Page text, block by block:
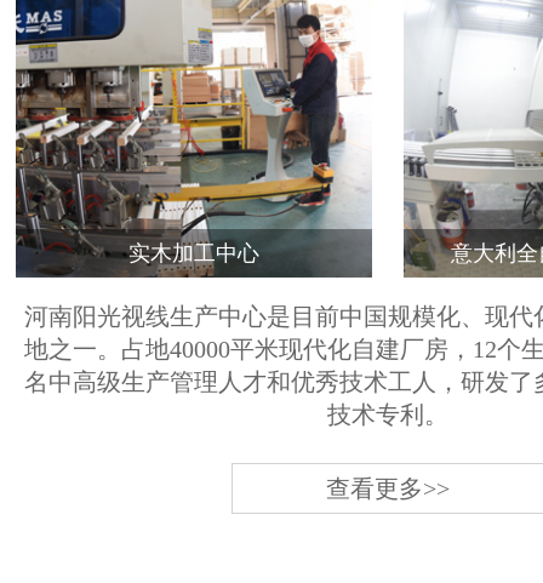
实木加工中心 意大利
河南阳光视线生产中心是目前中国规模化、现代
地之一。占地40000平米现代化自建厂房，12个
名中高级生产管理人才和优秀技术工人，研发了
技术专利。
查看更多>>